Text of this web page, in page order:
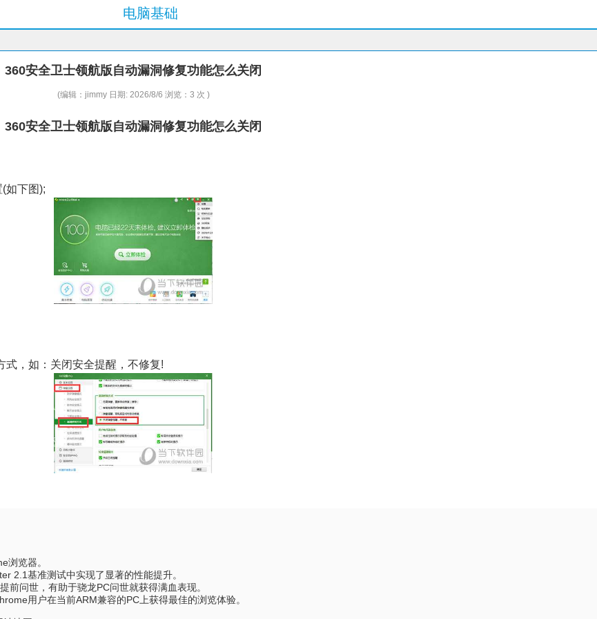
电脑基础
360安全卫士领航版自动漏洞修复功能怎么关闭
(编辑：jimmy 日期: 2026/8/6 浏览：3 次 )
360安全卫士领航版自动漏洞修复功能怎么关闭
如下图);
，如：关闭安全提醒，不修复!
浏览器。
2.1基准测试中实现了显著的性能提升。
问世，有助于骁龙PC问世就获得满血表现。
用户在当前ARM兼容的PC上获得最佳的浏览体验。